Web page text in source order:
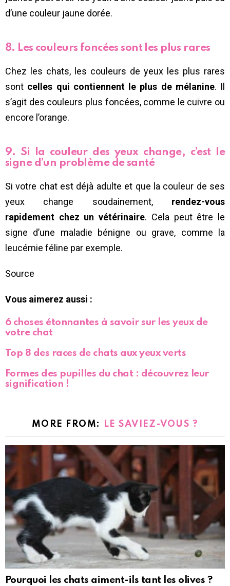
d’une couleur jaune dorée.
8. Les couleurs foncées sont les plus rares
Chez les chats, les couleurs de yeux les plus rares
sont celles qui contiennent le plus de mélanine. Il
s’agit des couleurs plus foncées, comme le cuivre ou
encore l’orange.
9. Si la couleur des yeux change, c’est le
signe d’un problème de santé
Si votre chat est déjà adulte et que la couleur de ses
yeux change soudainement, rendez-vous
rapidement chez un vétérinaire. Cela peut être le
signe d’une maladie bénigne ou grave, comme la
leucémie féline par exemple.
Source
Vous aimerez aussi :
6 choses étonnantes à savoir sur les yeux de
votre chat
Top 8 des races de chats aux yeux verts
Formes des pupilles du chat : découvrez leur
signification !
MORE FROM: LE SAVIEZ-VOUS ?
Pourquoi les chats aiment-ils tant les olives ?